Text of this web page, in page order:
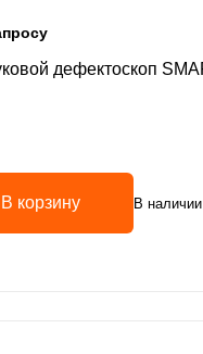
дефектоскоп
из 5
В корзину В наличии